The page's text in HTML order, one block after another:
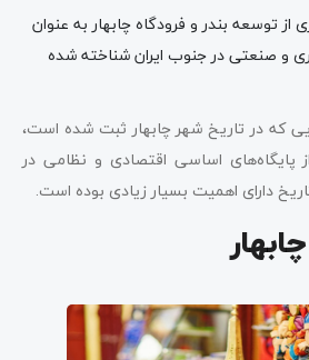
از توسعه بندر و فرودگاه چابهار به عنوان
و صنعتی در جنوب ایران شناخته شده
که در تاریخ شهر چابهار ثبت شده است،
پایگاه‌های اساسی اقتصادی و نظامی در
دارای اهمیت بسیار زیادی بوده است.